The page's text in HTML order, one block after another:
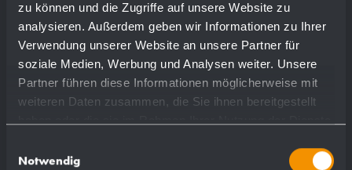
zu können und die Zugriffe auf unsere Website zu
analysieren. Außerdem geben wir Informationen zu Ihrer
Verwendung unserer Website an unsere Partner für
soziale Medien, Werbung und Analysen weiter. Unsere
Partner führen diese Informationen möglicherweise mit
weiteren Daten zusammen, die Sie ihnen bereitgestellt
Notwendig
più dettagli